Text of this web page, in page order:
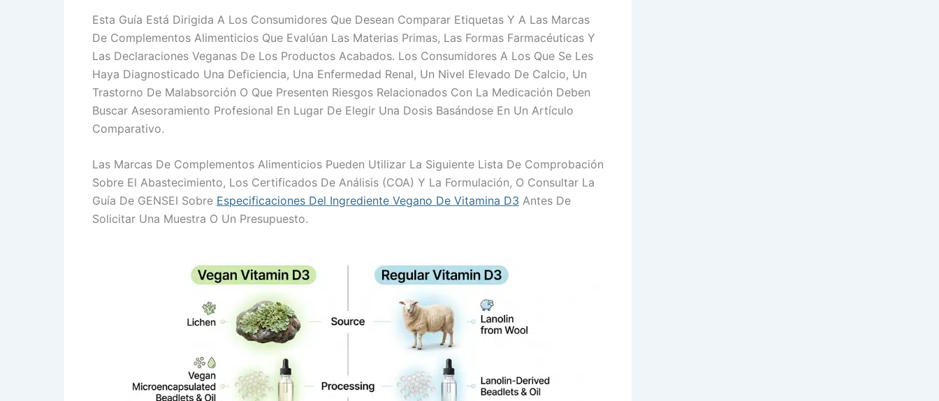
Esta Guía Está Dirigida A Los Consumidores Que Desean Comparar Etiquetas Y A Las Marcas
De Complementos Alimenticios Que Evalúan Las Materias Primas, Las Formas Farmacéuticas Y
Las Declaraciones Veganas De Los Productos Acabados. Los Consumidores A Los Que Se Les
Haya Diagnosticado Una Deficiencia, Una Enfermedad Renal, Un Nivel Elevado De Calcio, Un
Trastorno De Malabsorción O Que Presenten Riesgos Relacionados Con La Medicación Deben
Buscar Asesoramiento Profesional En Lugar De Elegir Una Dosis Basándose En Un Artículo
Comparativo.
Las Marcas De Complementos Alimenticios Pueden Utilizar La Siguiente Lista De Comprobación
Sobre El Abastecimiento, Los Certificados De Análisis (COA) Y La Formulación, O Consultar La
Guía De GENSEI Sobre Especificaciones Del Ingrediente Vegano De Vitamina D3 Antes De
Solicitar Una Muestra O Un Presupuesto.